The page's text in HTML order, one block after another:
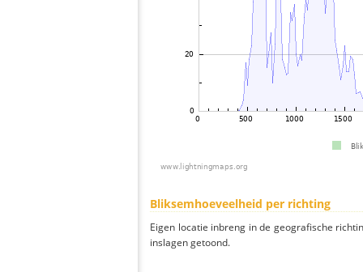
Bliksemhoeveelheid per richting
Eigen locatie inbreng in de geografische
inslagen getoond.